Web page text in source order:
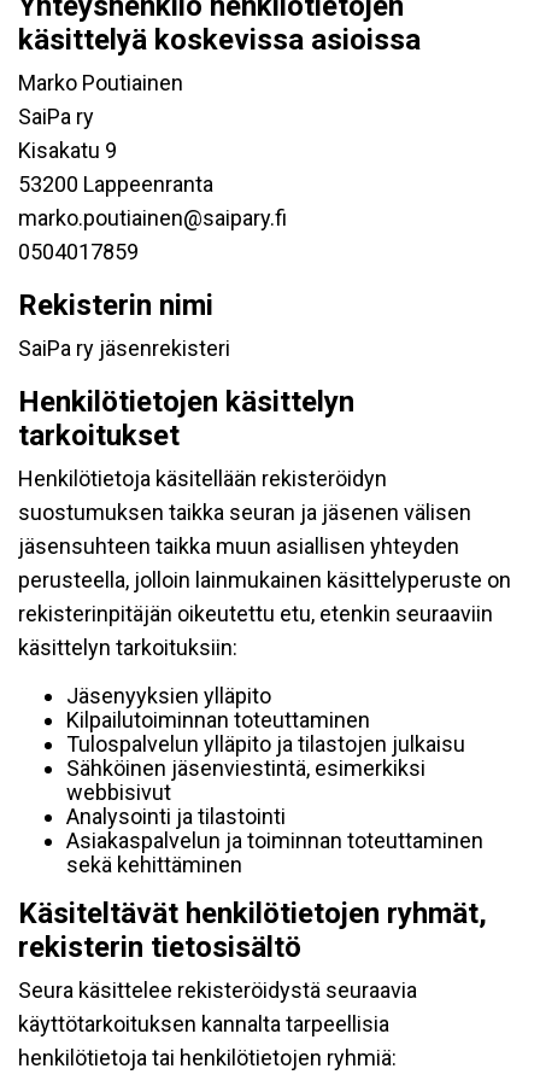
käsittelyä koskevissa asioissa
Marko Poutiainen
SaiPa ry
Kisakatu 9
53200 Lappeenranta
marko.poutiainen@saipary.fi
0504017859
Rekisterin nimi
SaiPa ry jäsenrekisteri
Henkilötietojen käsittelyn
tarkoitukset
Henkilötietoja käsitellään rekisteröidyn
suostumuksen taikka seuran ja jäsenen välisen
jäsensuhteen taikka muun asiallisen yhteyden
perusteella, jolloin lainmukainen käsittelyperuste on
rekisterinpitäjän oikeutettu etu, etenkin seuraaviin
käsittelyn tarkoituksiin:
Jäsenyyksien ylläpito
Kilpailutoiminnan toteuttaminen
Tulospalvelun ylläpito ja tilastojen julkaisu
Sähköinen jäsenviestintä, esimerkiksi
webbisivut
Analysointi ja tilastointi
Asiakaspalvelun ja toiminnan toteuttaminen
sekä kehittäminen
Käsiteltävät henkilötietojen ryhmät,
rekisterin tietosisältö
Seura käsittelee rekisteröidystä seuraavia
käyttötarkoituksen kannalta tarpeellisia
henkilötietoja tai henkilötietojen ryhmiä: